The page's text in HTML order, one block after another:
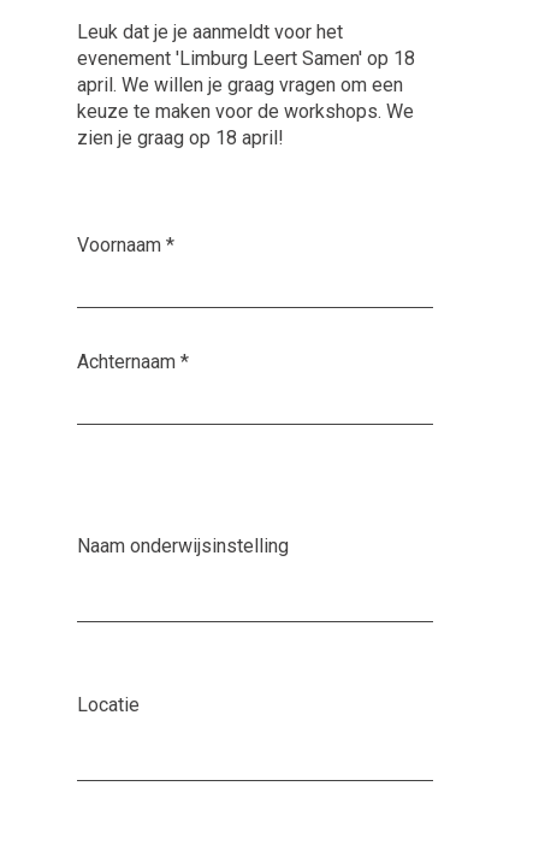
Leuk dat je je aanmeldt voor het
evenement 'Limburg Leert Samen' op 18
april. We willen je graag vragen om een
keuze te maken voor de workshops. We
zien je graag op 18 april!
Voornaam *
Achternaam *
Naam onderwijsinstelling
Locatie